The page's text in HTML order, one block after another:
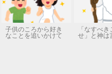
子供のころから好き
なことを追いかけて
「なすべ
せ」と神は